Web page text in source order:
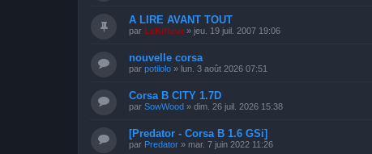
A LIRE AVANT TOUT
par LeKiffeur » jeu. 19 juil. 2007 19:06
nouvelle corsa
par potilolo » lun. 3 août 2026 07:51
Corsa B CITY 1.7D
par SowWood » dim. 26 juil. 2026 15:38
[Predator - Corsa B 1.6 GSi]
par Predator » mar. 7 juin 2022 11:26